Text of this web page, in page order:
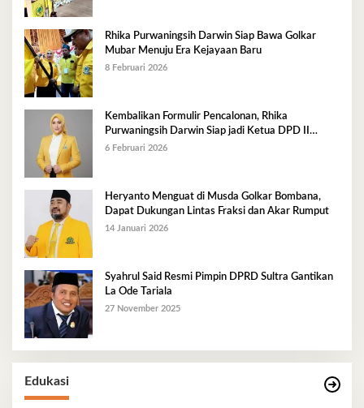
Rhika Purwaningsih Darwin Siap Bawa Golkar
Mubar Menuju Era Kejayaan Baru
8 Februari 2026
Kembalikan Formulir Pencalonan, Rhika
Purwaningsih Darwin Siap jadi Ketua DPD II
Golkar Mubar
6 Februari 2026
Heryanto Menguat di Musda Golkar Bombana,
Dapat Dukungan Lintas Fraksi dan Akar Rumput
14 Januari 2026
Syahrul Said Resmi Pimpin DPRD Sultra Gantikan
La Ode Tariala
27 November 2025
Edukasi